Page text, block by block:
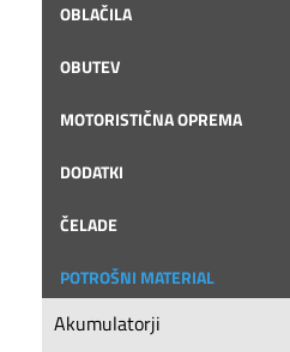
OBLAČILA
OBUTEV
MOTORISTIČNA OPREMA
DODATKI
ČELADE
POTROŠNI MATERIAL
Akumulatorji